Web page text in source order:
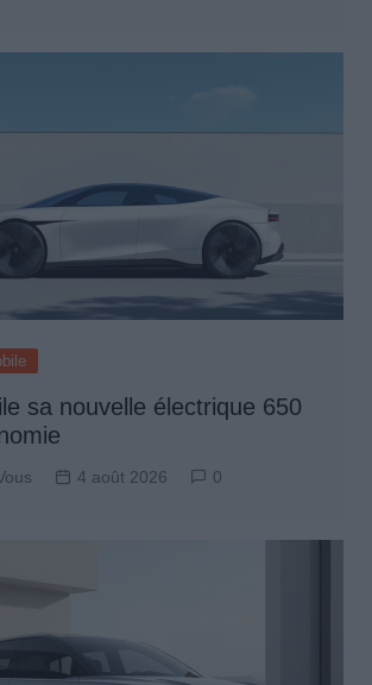
sa nouvelle électrique 650
4 août 2026 0